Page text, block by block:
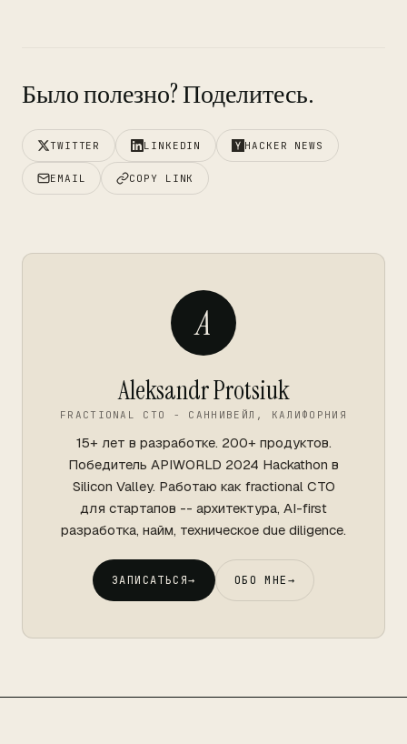
Было полезно? Поделитесь.
TWITTER LINKEDIN HACKER NEWS
EMAIL COPY LINK
A
Aleksandr Protsiuk
FRACTIONAL CTO - САННИВЕЙЛ, КАЛИФОРНИЯ
15+ лет в разработке. 200+ продуктов.
Победитель APIWORLD 2024 Hackathon в
Silicon Valley. Работаю как fractional CTO
для стартапов -- архитектура, AI-first
разработка, найм, техническое due diligence.
ЗАПИСАТЬСЯ→ ОБО МНЕ→